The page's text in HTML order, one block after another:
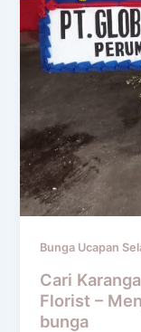
Bunga Ucapan
Cari
Florist –
bunga